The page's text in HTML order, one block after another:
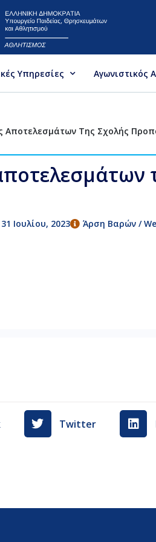
Υπηρεσίες Αγωνιστικός
Αποτελεσμάτων Της Σχολής
Ιουλίου, 2023 Άρση Βαρών /
Twitter